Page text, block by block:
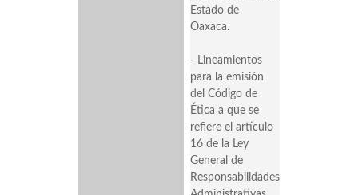
Estado de
Oaxaca.
- Lineamientos
para la emisión
del Código de
Ética a que se
refiere el artículo
16 de la Ley
General de
Responsabilidades